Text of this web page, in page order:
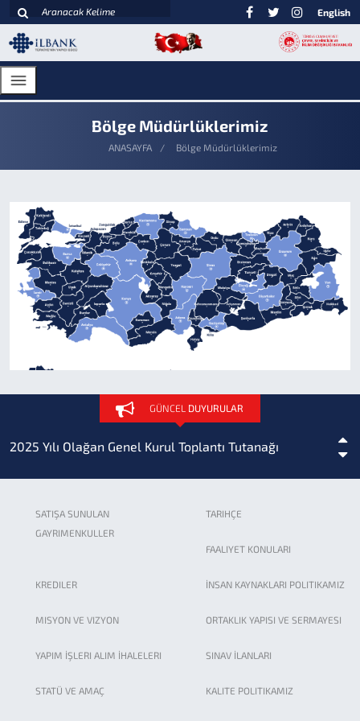
English
Bölge Müdürlüklerimiz
ANASAYFA Bölge Müdürlüklerimiz
GÜNCEL DUYURULAR
Sigorta Acenteliği
2025 Yılı Olağan Genel Kurul Toplantı Tutanağı
İller Bankası A.Ş. Birim Fiyat Rayiçleri TÜİK...
Bankamız 2024-2028 Stratejik Planı yayınlanmıştır.
Beton/Betonarme Boru ve Entegre Conta Fabrika...
SATIŞA SUNULAN
GAYRIMENKULLER
TARIHÇE
FAALIYET KONULARI
KREDILER İNSAN KAYNAKLARI POLITIKAMIZ
MISYON VE VIZYON ORTAKLIK YAPISI VE SERMAYESI
YAPIM İŞLERI ALIM İHALELERI SINAV İLANLARI
STATÜ VE AMAÇ KALITE POLITIKAMIZ